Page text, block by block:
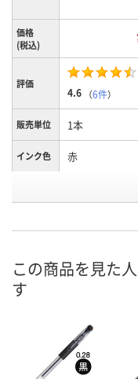
価格
(税込)
評価
4.6 （6件）
販売単位 1本
インク色 赤
この商品を見た
す